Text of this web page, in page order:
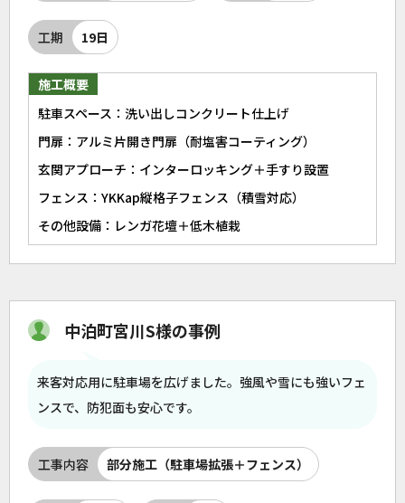
工期 19日
施工概要
駐車スペース：洗い出しコンクリート仕上げ
門扉：アルミ片開き門扉（耐塩害コーティング）
玄関アプローチ：インターロッキング＋手すり設置
フェンス：YKKap縦格子フェンス（積雪対応）
その他設備：レンガ花壇＋低木植栽
中泊町宮川S様の事例
来客対応用に駐車場を広げました。強風や雪にも強いフェ
ンスで、防犯面も安心です。
工事内容 部分施工（駐車場拡張＋フェンス）